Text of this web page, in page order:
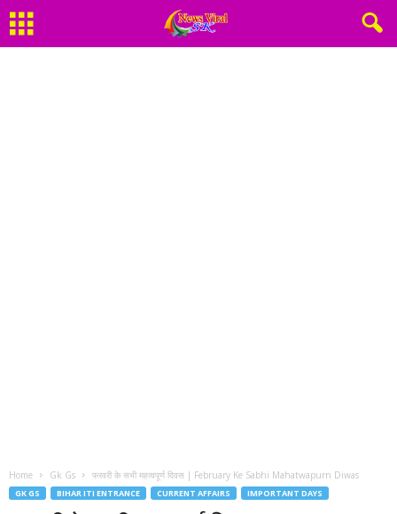
Home Gk Gs फरवरी के सभी महत्वपूर्ण दिवस | February Ke Sabhi Mahatwapurn Diwas
GK GS BIHAR ITI ENTRANCE CURRENT AFFAIRS IMPORTANT DAYS